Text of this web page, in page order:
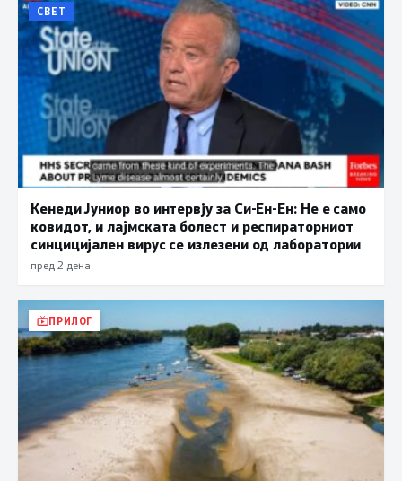
СВЕТ
Кенеди Јуниор во интервју за Си-Ен-Ен: Не е само
ковидот, и лајмската болест и респираторниот
синцицијален вирус се излезени од лаборатории
пред 2 дена
ПРИЛОГ